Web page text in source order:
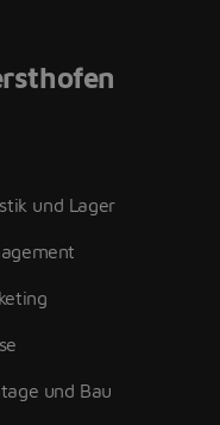
und Lager
und Bau